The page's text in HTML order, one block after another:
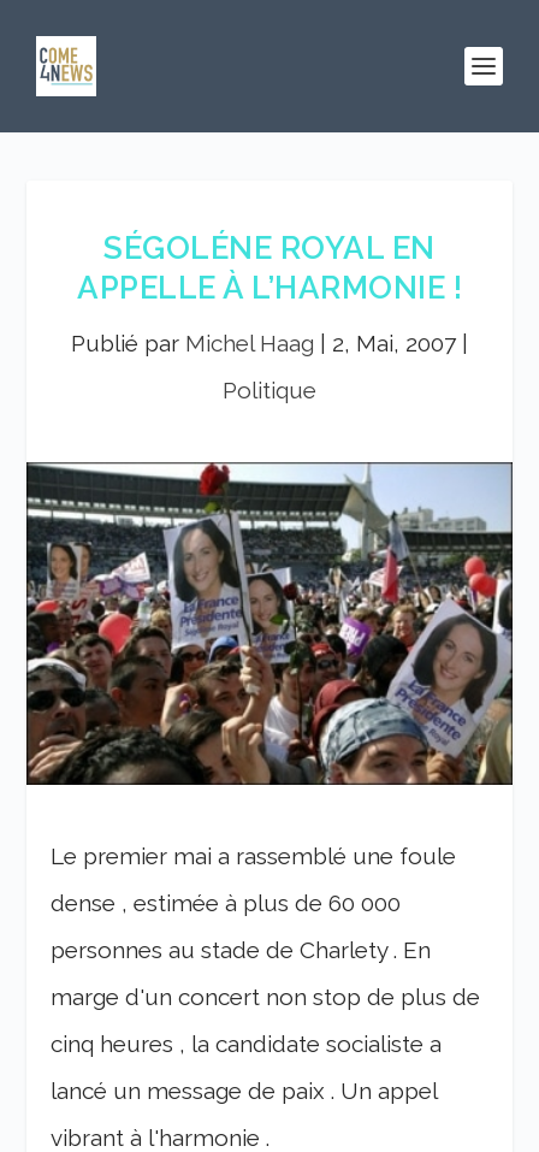
SÉGOLÉNE ROYAL EN
APPELLE À L’HARMONIE !
Publié par Michel Haag 2, Mai, 2007
Politique
Le premier mai a rassemblé une foule
dense , estimée à plus de 60 000
personnes au stade de Charlety . En
marge d'un concert non stop de plus de
cinq heures , la candidate socialiste a
lancé un message de paix . Un appel
vibrant à l'harmonie .